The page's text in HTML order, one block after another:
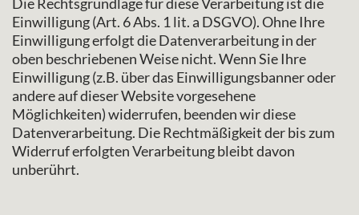
Die Rechtsgrundlage für diese Verarbeitung ist die
Einwilligung (Art. 6 Abs. 1 lit. a DSGVO). Ohne Ihre
Einwilligung erfolgt die Datenverarbeitung in der
oben beschriebenen Weise nicht. Wenn Sie Ihre
Einwilligung (z.B. über das Einwilligungsbanner oder
andere auf dieser Website vorgesehene
Möglichkeiten) widerrufen, beenden wir diese
Datenverarbeitung. Die Rechtmäßigkeit der bis zum
Widerruf erfolgten Verarbeitung bleibt davon
unberührt.